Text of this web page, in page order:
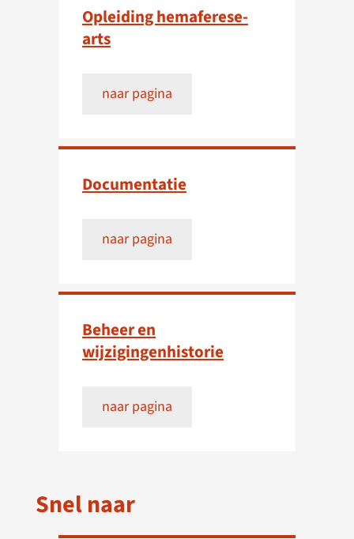
Opleiding hemaferese-
arts
naar pagina
Documentatie
naar pagina
Beheer en
wijzigingenhistorie
naar pagina
Snel naar